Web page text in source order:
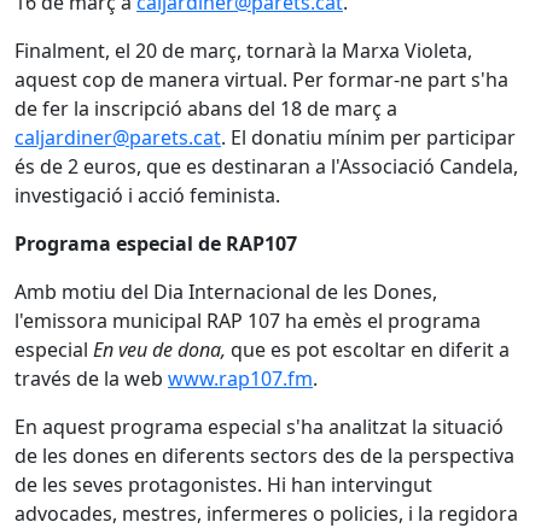
Finalment, el 20 de març, tornarà la Marxa Violeta,
aquest cop de manera virtual. Per formar-ne part s'ha
de fer la inscripció abans del 18 de març a
caljardiner@parets.cat. El donatiu mínim per participar
és de 2 euros, que es destinaran a l'Associació Candela,
investigació i acció feminista.
Programa especial de RAP107
Amb motiu del Dia Internacional de les Dones,
l'emissora municipal RAP 107 ha emès el programa
especial En veu de dona, que es pot escoltar en diferit a
través de la web www.rap107.fm.
En aquest programa especial s'ha analitzat la situació
de les dones en diferents sectors des de la perspectiva
de les seves protagonistes. Hi han intervingut
advocades, mestres, infermeres o policies, i la regidora